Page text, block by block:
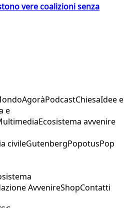
vere coalizioni senza
AgoràPodcastChiesaIdee e
e
Ecosistema avvenire
civileGutenbergPopotusPop
AvvenireShopContatti